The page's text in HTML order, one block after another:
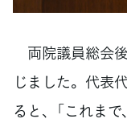
両院議員総会
じました。代表
ると、「これま